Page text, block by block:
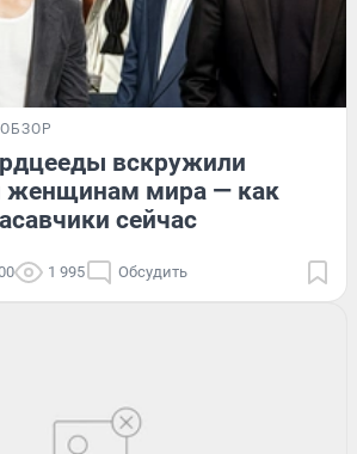
ОБЗОР
вскружили
женщинам мира — как
сейчас
1 995 Обсудить